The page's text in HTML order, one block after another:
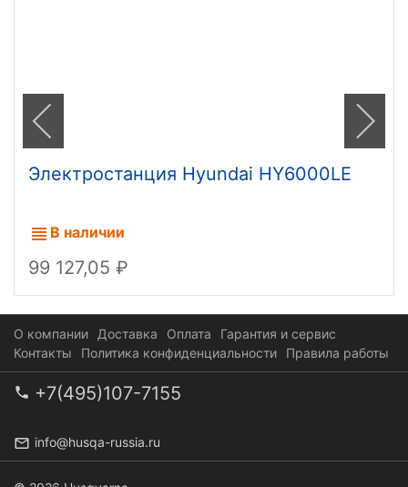
Электростанция Hyundai HY6000LE
В наличии
99 127,05
О компании Доставка Оплата
Гарантия и сервис
Контакты
Политика конфиденциальности Правила работы
+7(495)107-7155
info@husqa-russia.ru